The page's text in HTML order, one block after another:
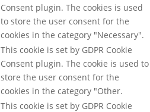
Consent plugin. The cookies is used
to store the user consent for the
cookies in the category "Necessary".
This cookie is set by GDPR Cookie
Consent plugin. The cookie is used to
store the user consent for the
cookies in the category "Other.
This cookie is set by GDPR Cookie